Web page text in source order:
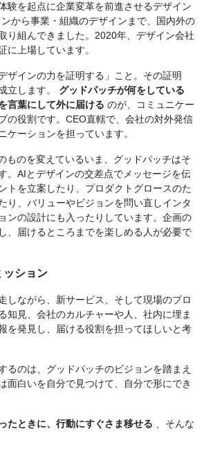
験を起点に企業変革を前進させるデザイン
から事業・組織のデザインまで、国内外の
り組んできました。2020年、デザイン会社
に上場しています。
ザインの力を証明する」こと。その証明
立します。 グッドパッチが何をしている
言葉にして外に届ける のが、コミュニケー
の役割です。CEO直轄で、会社の対外発信
ケーションを担っています。
ものを変えているいま、グッドパッチはそ
。AIとデザインの交差点でメッセージを伝
トを立案したり、プロダクトグロースのた
り、バリューやビジョンを問い直しインタ
ンの設計にも入ったりしています。企画の
、届けるところまでを楽しめる人が必要で
ッション
しながら、新サービス、そして現場のプロ
知見、会社のカルチャーや人、社内に埋ま
を発見し、届ける役割を担ってほしいと考
るのは、グッドパッチのビジョンを踏まえ
面白いを自分で見つけて、自分で形にでき
たときに、行動にすぐさま移せる 、そんな